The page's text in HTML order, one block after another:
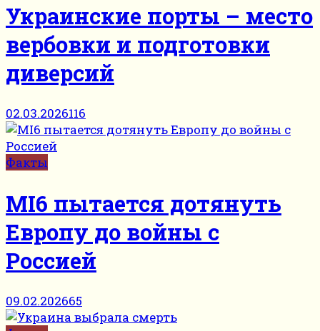
Украинские порты – место
вербовки и подготовки
диверсий
02.03.2026116
Факты
MI6 пытается дотянуть
Европу до войны с
Россией
09.02.202665